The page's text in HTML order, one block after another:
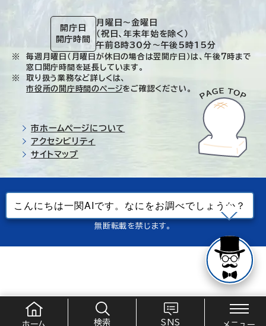
ホーム 検索 SNS
開庁日
開庁時間
月曜日～金曜日
（祝日、年末年始を除く）
午前8時30分～午後5時15分
毎週月曜日（月曜日が休日の場合は翌開庁日）は、午後7時まで
窓口開庁時間を延長しています。
取り扱う業務など詳しくは、
市役所の開庁時間のページをご確認ください。
市ホームページについて
アクセシビリティ
サイトマップ
無断転載を禁じます。